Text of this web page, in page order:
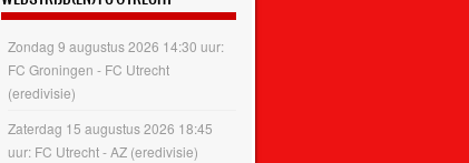
Zondag 9 augustus 2026 14:30 uur:
FC Groningen - FC Utrecht
(eredivisie)
Zaterdag 15 augustus 2026 18:45
uur: FC Utrecht - AZ (eredivisie)